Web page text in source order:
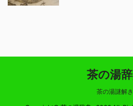
茶の湯
茶の湯謎解き